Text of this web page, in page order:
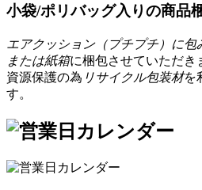
小袋/ポリバッグ入りの商品
エアクッション（プチプチ）に
または紙箱に梱包させていただき
資源保護の為 リサイクル包装材を
す。